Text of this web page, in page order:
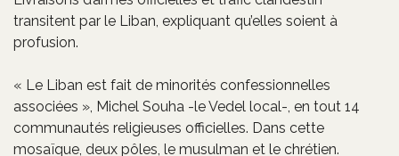
transitent par le Liban, expliquant qu’elles soient à
profusion.
« Le Liban est fait de minorités confessionnelles
associées », Michel Souha -le Vedel local-, en tout 14
communautés religieuses officielles. Dans cette
mosaïque, deux pôles, le musulman et le chrétien.